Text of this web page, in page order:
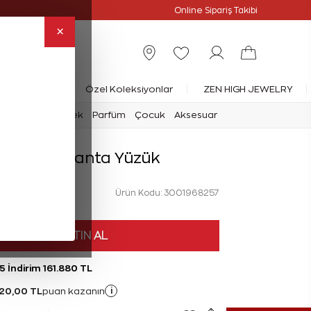
×
Online Sipariş Takibi
Yüzük Özel Koleksiyonlar ZEN HIGH JEWELRY
Erkek Parfüm Çocuk Aksesuar
Karat Pırlanta Yüzük
Ürün Kodu: 3001968257
HEMEN SATIN AL
İndirim 161.880 TL
TL puan kazanın i